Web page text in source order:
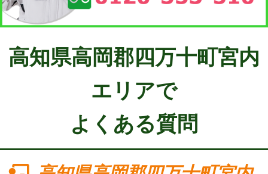
高知県高岡郡四万十町宮内
エリアで
よくある質問